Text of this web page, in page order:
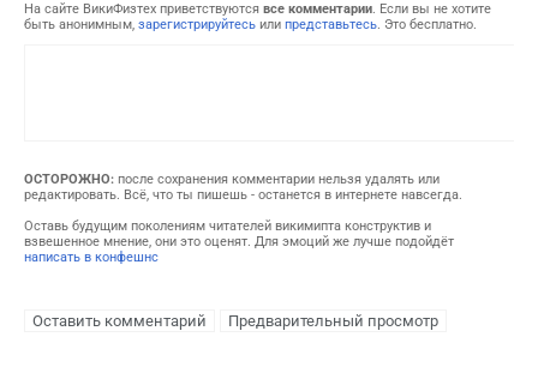
На сайте ВикиФизтех приветствуются все комментарии. Если вы не хотите
быть анонимным, зарегистрируйтесь или представьтесь. Это бесплатно.
ОСТОРОЖНО: после сохранения комментарии нельзя удалять или
редактировать. Всё, что ты пишешь - останется в интернете навсегда.
Оставь будущим поколениям читателей викимипта конструктив и
взвешенное мнение, они это оценят. Для эмоций же лучше подойдёт
написать в конфешнс